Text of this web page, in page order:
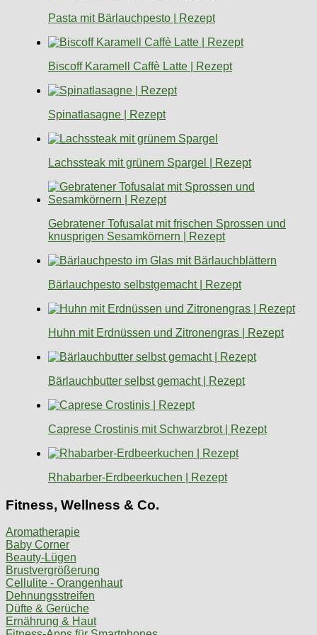
Pasta mit Bärlauchpesto | Rezept
Biscoff Karamell Caffè Latte | Rezept
Spinatlasagne | Rezept
Lachssteak mit grünem Spargel | Rezept
Gebratener Tofusalat mit frischen Sprossen und
knusprigen Sesamkörnern | Rezept
Bärlauchpesto selbstgemacht | Rezept
Huhn mit Erdnüssen und Zitronengras | Rezept
Bärlauchbutter selbst gemacht | Rezept
Caprese Crostinis mit Schwarzbrot | Rezept
Rhabarber-Erdbeerkuchen | Rezept
Fitness, Wellness & Co.
Aromatherapie
Baby Corner
Beauty-Lügen
Brustvergrößerung
Cellulite - Orangenhaut
Dehnungsstreifen
Düfte & Gerüche
Ernährung & Haut